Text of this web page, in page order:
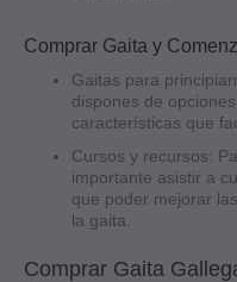
Comprar Gaita y
Gaitas para
dispones de
características que
Cursos y recursos:
importante asistir a
que poder mejorar
la gaita.
Comprar Gaita